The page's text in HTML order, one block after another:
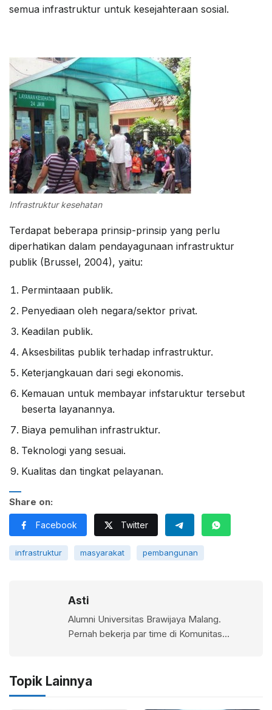
semua infrastruktur untuk kesejahteraan sosial.
Infrastruktur kesehatan
Terdapat beberapa prinsip-prinsip yang perlu
diperhatikan dalam pendayagunaan infrastruktur
publik (Brussel, 2004), yaitu:
Permintaaan publik.
Penyediaan oleh negara/sektor privat.
Keadilan publik.
Aksesbilitas publik terhadap infrastruktur.
Keterjangkauan dari segi ekonomis.
Kemauan untuk membayar infstaruktur tersebut
beserta layanannya.
Biaya pemulihan infrastruktur.
Teknologi yang sesuai.
Kualitas dan tingkat pelayanan.
Share on:
Facebook Twitter
infrastruktur masyarakat pembangunan
Asti
Alumni Universitas Brawijaya Malang.
Pernah bekerja par time di Komunitas
Topik Lainnya